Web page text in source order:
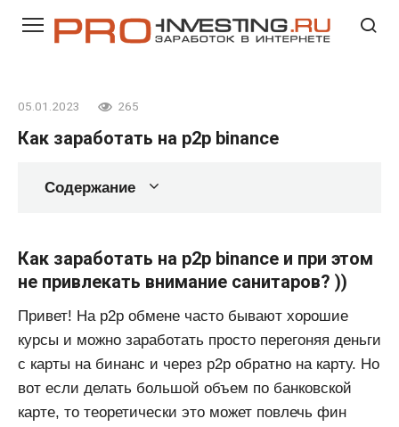
05.01.2023 265
Как заработать на p2p binance
Содержание
Как заработать на p2p binance и при этом
не привлекать внимание санитаров? ))
Привет! На p2p обмене часто бывают хорошие
курсы и можно заработать просто перегоняя деньги
с карты на бинанс и через p2p обратно на карту. Но
вот если делать большой объем по банковской
карте, то теоретически это может повлечь фин